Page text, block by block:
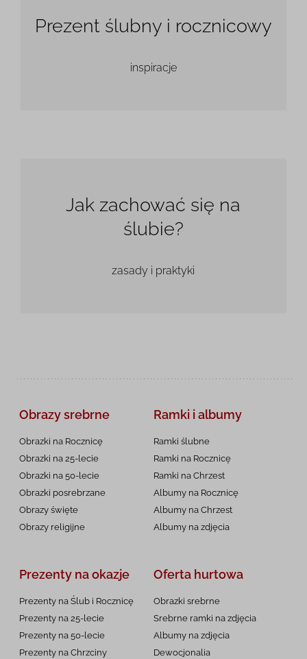
Prezent ślubny i rocznicowy
inspiracje
Jak zachować się na
ślubie?
zasady i praktyki
Obrazy srebrne
Obrazki na Rocznicę
Obrazki na 25-lecie
Obrazki na 50-lecie
Obrazki posrebrzane
Obrazy święte
Obrazy religijne
Ramki i albumy
Ramki ślubne
Ramki na Rocznicę
Ramki na Chrzest
Albumy na Rocznicę
Albumy na Chrzest
Albumy na zdjęcia
Prezenty na okazje
Prezenty na Ślub i Rocznicę
Prezenty na 25-lecie
Prezenty na 50-lecie
Prezenty na Chrzciny
Oferta hurtowa
Obrazki srebrne
Srebrne ramki na zdjęcia
Albumy na zdjęcia
Dewocjonalia